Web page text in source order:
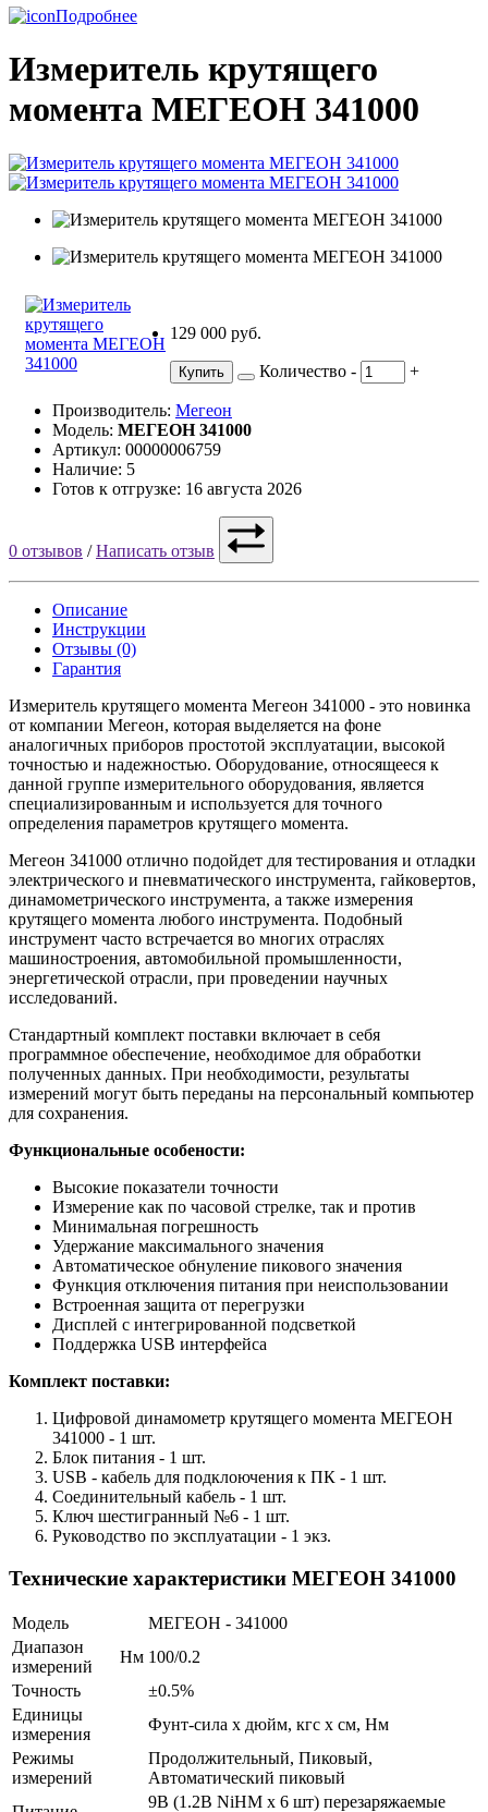
Подробнее
Измеритель крутящего
момента МЕГЕОН 341000
129 000 руб.
Купить Количество - +
Производитель: Мегеон
Модель: МЕГЕОН 341000
Артикул: 00000006759
Наличие: 5
Готов к отгрузке: 16 августа 2026
0 отзывов /Написать отзыв
Описание
Инструкции
Отзывы (0)
Гарантия
Измеритель крутящего момента Мегеон 341000 - это новинка
от компании Мегеон, которая выделяется на фоне
аналогичных приборов простотой эксплуатации, высокой
точностью и надежностью. Оборудование, относящееся к
данной группе измерительного оборудования, является
специализированным и используется для точного
определения параметров крутящего момента.
Мегеон 341000 отлично подойдет для тестирования и отладки
электрического и пневматического инструмента, гайковертов,
динамометрического инструмента, а также измерения
крутящего момента любого инструмента. Подобный
инструмент часто встречается во многих отраслях
машиностроения, автомобильной промышленности,
энергетической отрасли, при проведении научных
исследований.
Стандартный комплект поставки включает в себя
программное обеспечение, необходимое для обработки
полученных данных. При необходимости, результаты
измерений могут быть переданы на персональный компьютер
для сохранения.
Функциональные особености:
Высокие показатели точности
Измерение как по часовой стрелке, так и против
Минимальная погрешность
Удержание максимального значения
Автоматическое обнуление пикового значения
Функция отключения питания при неиспользовании
Встроенная защита от перегрузки
Дисплей с интегрированной подсветкой
Поддержка USB интерфейса
Комплект поставки:
Цифровой динамометр крутящего момента МЕГЕОН
341000 - 1 шт.
Блок питания - 1 шт.
USB - кабель для подклоючения к ПК - 1 шт.
Соединительный кабель - 1 шт.
Ключ шестигранный №6 - 1 шт.
Руководство по эксплуатации - 1 экз.
Технические характеристики МЕГЕОН 341000
Модель
МЕГЕОН - 341000
Диапазон
измерений
Нм 100/0.2
Точность
±0.5%
Единицы
измерения
Фунт-сила х дюйм, кгс х см, Нм
Режимы
измерений
Продолжительный, Пиковый,
Автоматический пиковый
9В (1.2В NiHM x 6 шт) перезаряжаемые